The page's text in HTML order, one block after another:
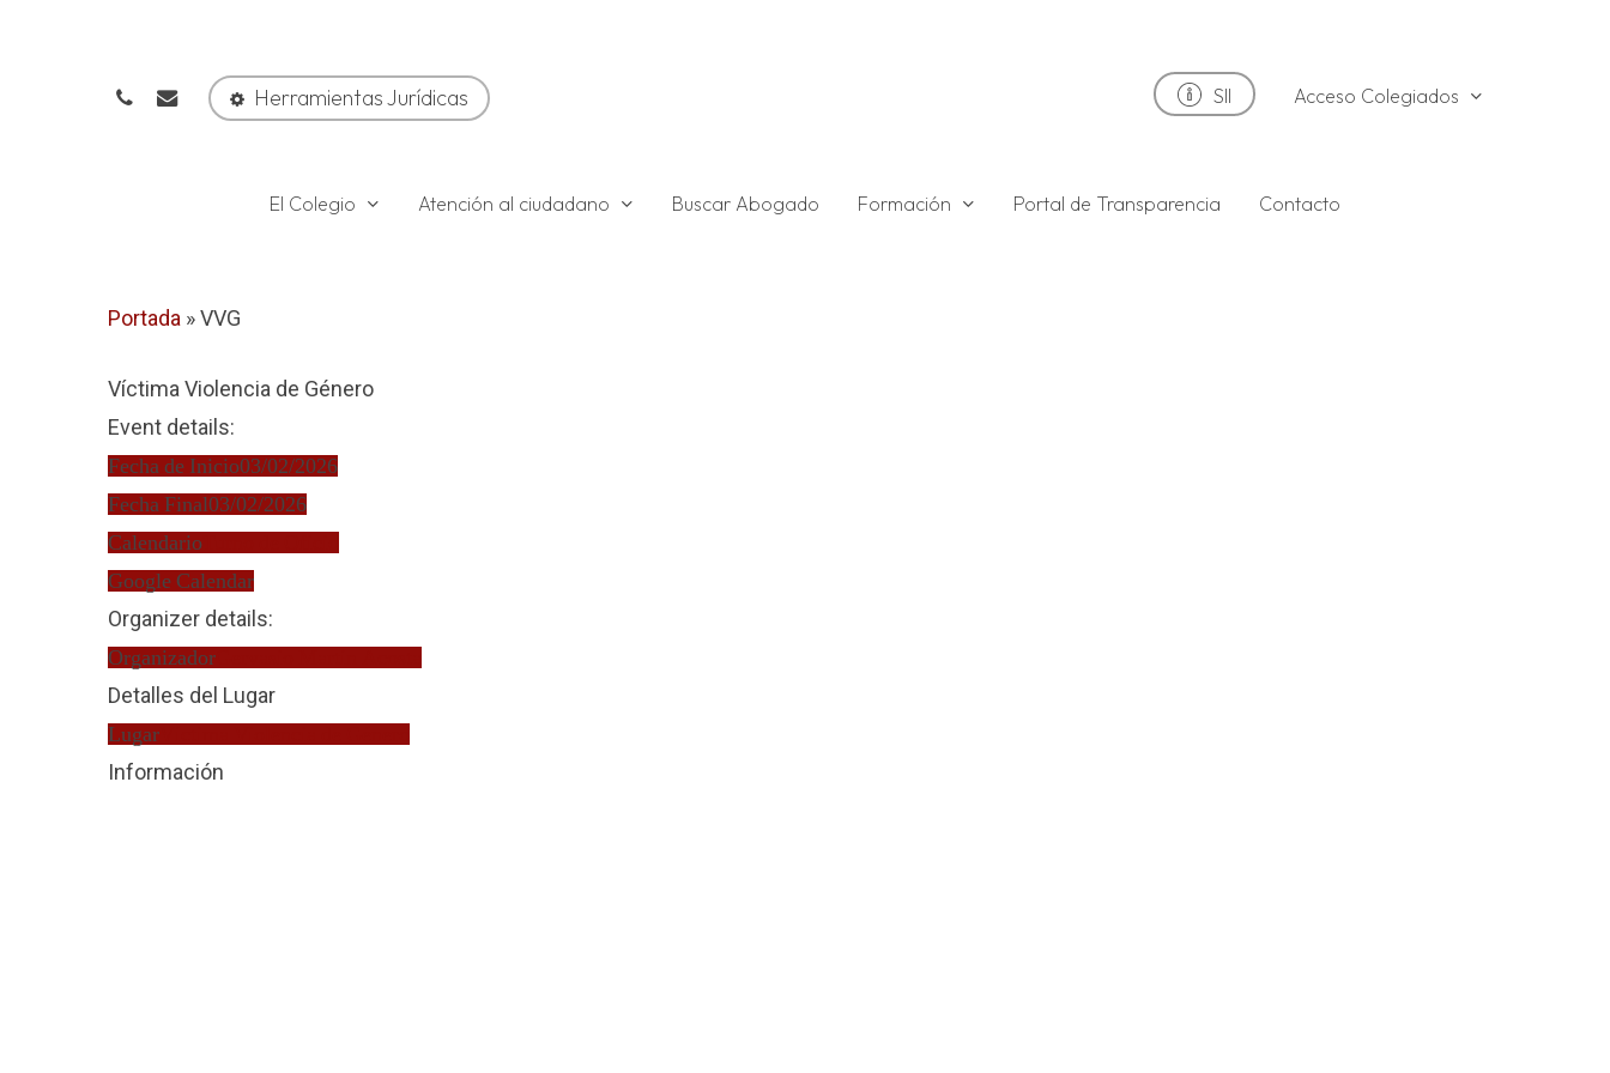
phoneemail Herramientas Jurídicas SII Acceso Colegiados
El Colegio Atención al ciudadano Buscar Abogado Formación Portal de Transparencia Contacto
Portada »VVG
Víctima Violencia de Género
Event details:
Fecha de Inicio03/02/2026
Fecha Final03/02/2026
Calendario
Google Calendar
Organizer details:
Organizador
Detalles del Lugar
Lugar
Información